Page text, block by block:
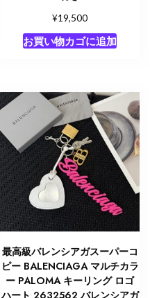
¥19,500
お買い物カゴに追加
最高級バレンシアガスーパーコ
ピー BALENCIAGA マルチカラ
ー PALOMA キーリング ロゴ
ハート 2632562 バレンシアガ